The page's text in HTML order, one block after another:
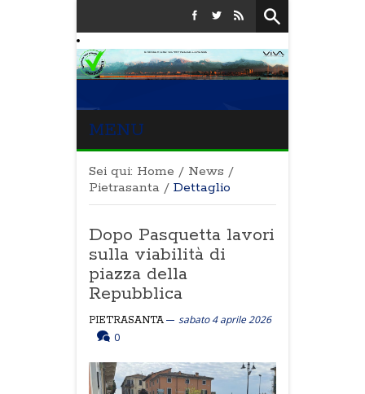
MENU
Sei qui: Home / News /
Pietrasanta / Dettaglio
Dopo Pasquetta lavori
sulla viabilità di
piazza della
Repubblica
PIETRASANTA
sabato 4 aprile 2026
0